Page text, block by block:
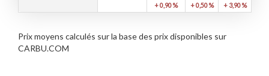
+ 0,90 % + 0,50 % + 3,90 %
Prix moyens calculés sur la base des prix disponibles sur
CARBU.COM